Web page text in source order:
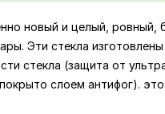
новый и целый, ровный,
Эти стекла
стекла (защита от
слоем антифог).